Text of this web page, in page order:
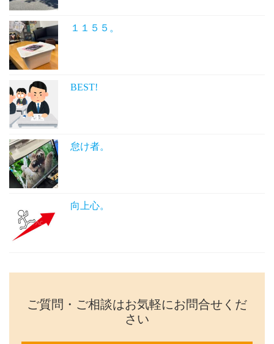
１１５５。
BEST!
怠け者。
向上心。
ご質問・ご相談はお気軽にお問合せくだ
さい